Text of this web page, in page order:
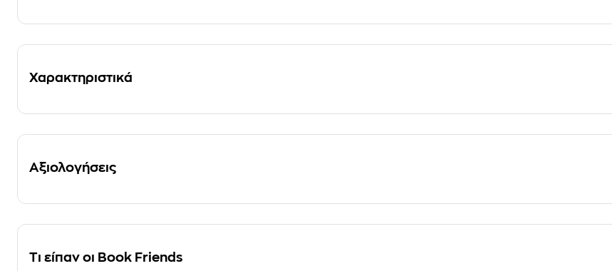
Χαρακτηριστικά
Αξιολογήσεις
Τι είπαν οι Book Friends